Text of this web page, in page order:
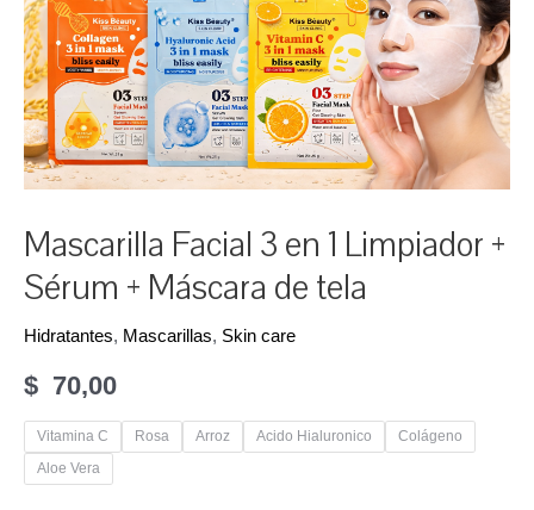
Mascarilla Facial 3 en 1 Limpiador +
Sérum + Máscara de tela
Hidratantes, Mascarillas, Skin care
$ 70,00
Vitamina C Rosa Arroz Acido Hialuronico
Colágeno
Aloe Vera